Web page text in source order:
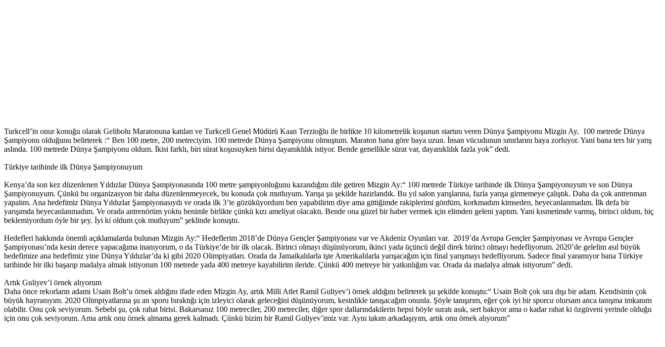
Turkcell’in onur konuğu olarak Gelibolu Maratonuna katılan ve Turkcell Genel Müdürü Kaan Terzioğlu ile birlikte 10 kilometrelik koşunun startını veren Dünya Şampiyonu Mizgin Ay, 100 metrede Dünya
Şampiyonu olduğunu belirterek :“ Ben 100 metre, 200 metreciyim. 100 metrede Dünya Şampiyonu olmuştum. Maraton bana göre baya uzun. İnsan vücudunun sınırlarını baya zorluyor. Yani bana ters bir yarış
aslında. 100 metrede Dünya Şampiyonu oldum. İkisi farklı, biri sürat koşusuyken birisi dayanıklılık istiyor. Bende genellikle sürat var, dayanıklılık fazla yok” dedi.
Türkiye tarihinde ilk Dünya Şampiyonuyum
Kenya’da son kez düzenlenen Yıldızlar Dünya Şampiyonasında 100 metre şampiyonluğunu kazandığını dile getiren Mizgin Ay:“ 100 metrede Türkiye tarihinde ilk Dünya Şampiyonuyum ve son Dünya
Şampiyonuyum. Çünkü bu organizasyon bir daha düzenlenmeyecek, bu konuda çok mutluyum. Yarışa şu şekilde hazırlandık. Bu yıl salon yarışlarına, fazla yarışa girmemeye çalıştık. Daha da çok antrenman
yapalım. Ana hedefimiz Dünya Yıldızlar Şampiyonasıydı ve orada ilk 3’te gözüküyordum ben yapabilirim diye ama gittiğimde rakiplerimi gördüm, korkmadım kimseden, heyecanlanmadım. İlk defa bir
yarışımda heyecanlanmadım. Ve orada antrenörüm yoktu benimle birlikte çünkü kızı ameliyat olacaktı. Bende ona güzel bir haber vermek için elimden geleni yaptım. Yani kısmetimde varmış, birinci oldum, hiç
beklemiyordum öyle bir şey. İyi ki oldum çok mutluyum” şeklinde konuştu.
Hedefleri hakkında önemli açıklamalarda bulunan Mizgin Ay:“ Hedeflerim 2018’de Dünya Gençler Şampiyonası var ve Akdeniz Oyunları var. 2019’da Avrupa Gençler Şampiyonası ve Avrupa Gençler
Şampiyonası’nda kesin derece yapacağıma inanıyorum, o da Türkiye’de bir ilk olacak. Birinci olmayı düşünüyorum, ikinci yada üçüncü değil direk birinci olmayı hedefliyorum. 2020’de gelelim asıl büyük
hedefimize ana hedefimiz yine Dünya Yıldızlar’da ki gibi 2020 Olimpiyatları. Orada da Jamaikalılarla işte Amerikalılarla yarışacağım için final yarışmayı hedefliyorum. Sadece final yaramıyor bana Türkiye
tarihinde bir ilki başarıp madalya almak istiyorum 100 metrede yada 400 metreye kayabilirim ileride. Çünkü 400 metreye bir yatkınlığım var. Orada da madalya almak istiyorum” dedi.
Artık Guliyev’i örnek alıyorum
Daha önce rekorların adamı Usain Bolt’u örnek aldığını ifade eden Mizgin Ay, artık Milli Atlet Ramil Guliyev’i örnek aldığını belirterek şu şekilde konuştu:“ Usain Bolt çok sıra dışı bir adam. Kendisinin çok
büyük hayranıyım. 2020 Olimpiyatlarına şu an sporu bıraktığı için izleyici olarak geleceğini düşünüyorum, kesinlikle tanışacağım onunla. Şöyle tanışırım, eğer çok iyi bir sporcu olursam anca tanışma imkanım
olabilir. Onu çok seviyorum. Sebebi şu, çok rahat birisi. Bakarsanız 100 metreciler, 200 metreciler, diğer spor dallarındakilerin hepsi böyle suratı asık, sert bakıyor ama o kadar rahat ki özgüveni yerinde olduğu
için onu çok seviyorum. Ama artık onu örnek almama gerek kalmadı. Çünkü bizim bir Ramil Guliyev’imiz var. Aynı takım arkadaşıyım, artık onu örnek alıyorum”